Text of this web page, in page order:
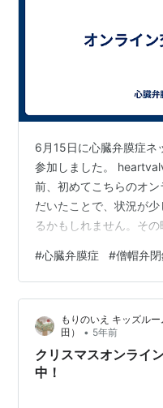
6月15日に心臓弁膜症ネ
参加しました。
前、初めてこちらのオ
だいたことで、状況が
るかもしれません。そ
受け、この春から仕事に
ができました。 そんな
のように、同じ病気で
気持ちを少しでも和ら
い、参加しました。 少
やすい雰囲気の中で…
#心臓弁膜症 #僧帽弁
もりのいえ キッズル
田）
• 5年前
クリスマスオンライ
中！